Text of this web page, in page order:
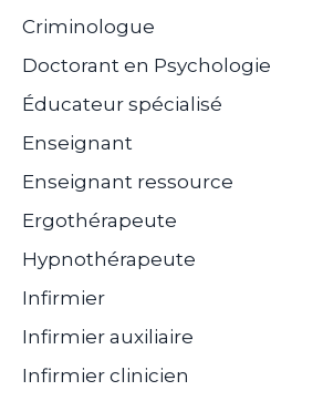
Criminologue
Doctorant en Psychologie
Éducateur spécialisé
Enseignant
Enseignant ressource
Ergothérapeute
Hypnothérapeute
Infirmier
Infirmier auxiliaire
Infirmier clinicien